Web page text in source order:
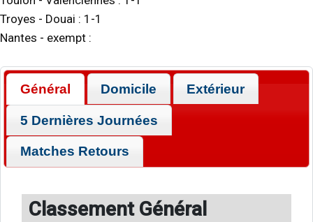
Troyes - Douai : 1 -1
Nantes - exempt :
Général Domicile Extérieur
5 Dernières Journées
Matches Retours
Classement Général